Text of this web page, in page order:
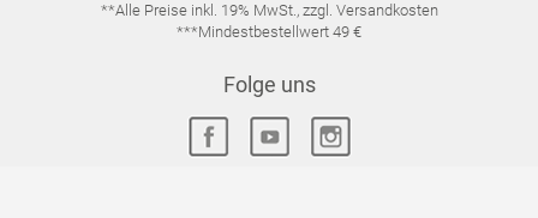
**Alle Preise inkl. 19% MwSt., zzgl. Versandkosten
***Mindestbestellwert 49 €
Folge uns